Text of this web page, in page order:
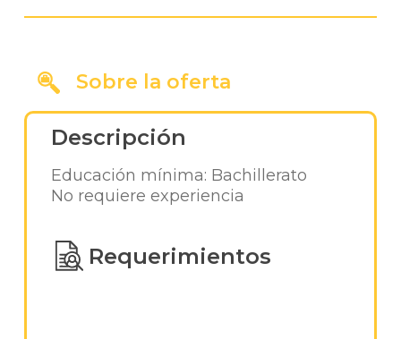
Sobre la oferta
Descripción
Educación mínima: Bachillerato
No requiere experiencia
Requerimientos